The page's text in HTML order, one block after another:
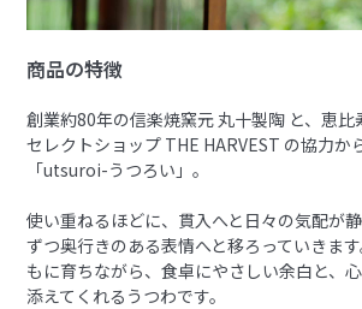
商品の特徴
創業約80年の信楽焼窯元 丸十製陶 と、恵比
セレクトショップ THE HARVEST の協力か
「utsuroi-うつろい」。
使い重ねるほどに、貫入へと日々の気配が
ずつ奥行きのある表情へと移ろっていきま
もに育ちながら、食卓にやさしい余白と、
添えてくれるうつわです。